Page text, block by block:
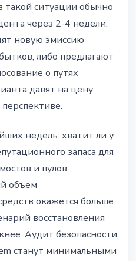
ситуации обычно
через 2-4 недели.
новую эмиссию
либо предлагают
о путях
давят на цену
недель: хватит ли у
запаса для
и пулов
объем
окажется больше
восстановления
Аудит безопасности
станут минимальными